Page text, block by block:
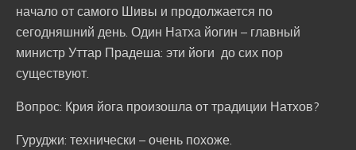
начало от самого Шивы и продолжается по
сегодняшний день. Один Натха йогин – главный
министр Уттар Прадеша: эти йоги до сих пор
существуют.
Вопрос: Крия йога произошла от традиции Натхов?
Гуруджи: технически – очень похоже.